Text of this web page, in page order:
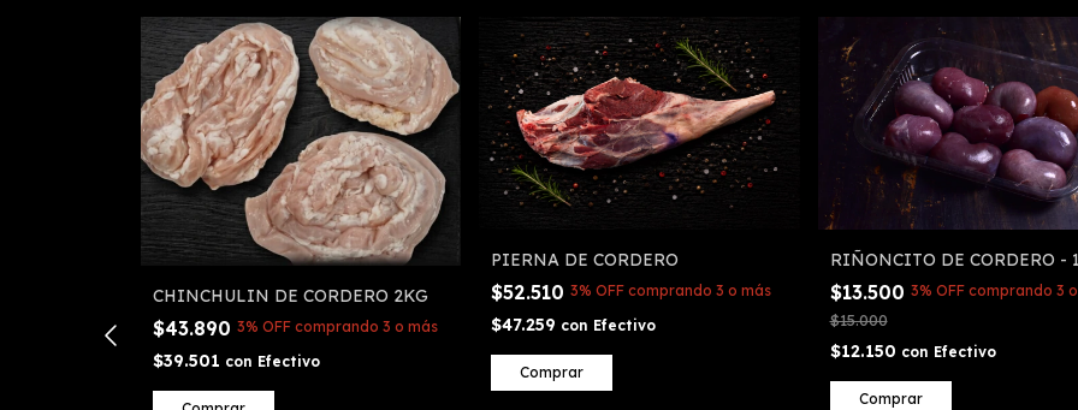
CHINCHULIN DE CORDERO 2KG
$43.890 3% OFF comprando 3 o más
$39.501 con Efectivo
PIERNA DE CORDERO
$52.5103% OFF comprando 3 o más
$47.259 con Efectivo
Comprar
RIÑONCITO DE CORDERO -
$13.500 3% OFF comprando 3
$15.000
$12.150 con Efectivo